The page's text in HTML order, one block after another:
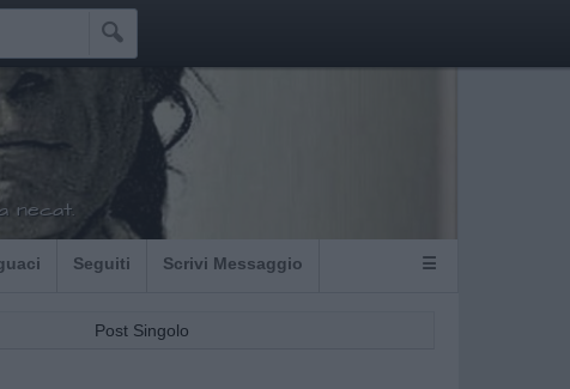

necat.
Seguiti Scrivi Messaggio ☰
Post Singolo